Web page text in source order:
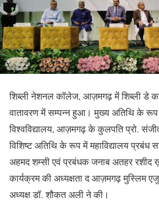
शिब्ली नेशनल कॉलेज, आज़मगढ़ में शिब्ली डे
वातावरण में सम्पन्न हुआ। मुख्य अतिथि के रूप
विश्वविद्यालय, आज़मगढ़ के कुलपति प्रो.
विशिष्ट अतिथि के रूप में महाविद्यालय प्रबंध
अहमद शम्सी एवं प्रबंधक जनाब अतहर रशीद
कार्यक्रम की अध्यक्षता द आज़मगढ़ मुस्लिम
अध्यक्ष डॉ. शौकत अली ने की।